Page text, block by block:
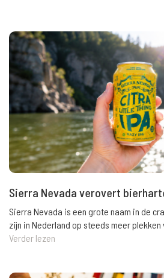
Sierra Nevada verovert
Sierra Nevada is een grote naam in de
zijn in Nederland op steeds meer
Verder lezen